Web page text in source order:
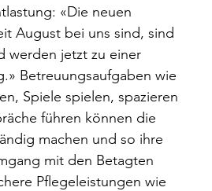
«Die neuen
August bei uns sind, sind
werden jetzt zu einer
Betreuungsaufgaben wie
Spiele spielen, spazieren
führen können die
machen und so ihre
mit den Betagten
Pflegeleistungen wie